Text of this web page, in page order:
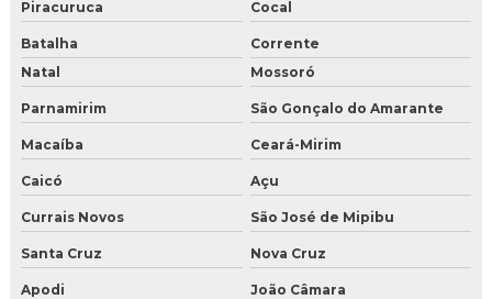
Piracuruca Cocal
Batalha
Corrente
Natal
Mossoró
Parnamirim São Gonçalo do Amarante
Macaíba Ceará-Mirim
Caicó Açu
Currais Novos São José de Mipibu
Santa Cruz Nova Cruz
Apodi João Câmara